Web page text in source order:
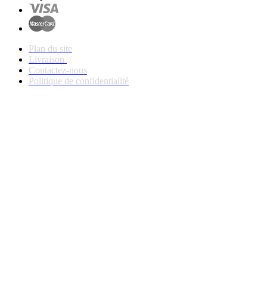
Plan du site
Livraison
Contactez-nous
Politique de confidentialité